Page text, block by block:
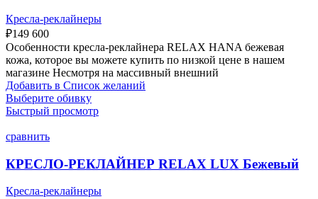
Кресла-реклайнеры
₽149 600
Особенности кресла-реклайнера RELAX HANA бежевая
кожа, которое вы можете купить по низкой цене в нашем
магазине Несмотря на массивный внешний
Добавить в Список желаний
Выберите обивку
Быстрый просмотр
сравнить
КРЕСЛО-РЕКЛАЙНЕР RELAX LUX Бежевый
Кресла-реклайнеры